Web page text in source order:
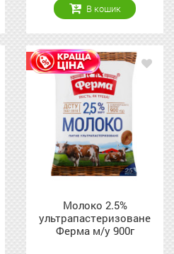
В кошик
Акція
Молоко 2.5%
ультрапастеризоване
Ферма м/у 900г